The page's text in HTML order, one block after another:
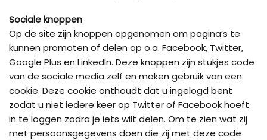
Sociale knoppen
Op de site zijn knoppen opgenomen om pagina’s te
kunnen promoten of delen op o.a. Facebook, Twitter,
Google Plus en LinkedIn. Deze knoppen zijn stukjes code
van de sociale media zelf en maken gebruik van een
cookie. Deze cookie onthoudt dat u ingelogd bent
zodat u niet iedere keer op Twitter of Facebook hoeft
in te loggen zodra je iets wilt delen. Om te zien wat zij
met persoonsgegevens doen die zij met deze code